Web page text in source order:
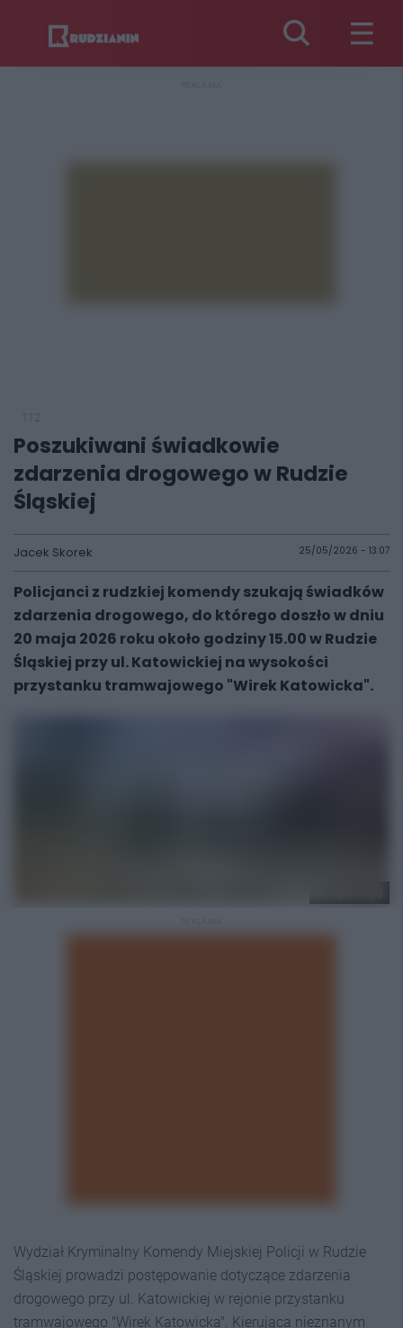
Poszukiwani świadkowie
zdarzenia drogowego w Rudzie
Śląskiej
Jacek Skorek 25/05/2026 - 13:07
Policjanci z rudzkiej komendy szukają świadków
zdarzenia drogowego, do którego doszło w dniu
20 maja 2026 roku około godziny 15.00 w Rudzie
Śląskiej przy ul. Katowickiej na wysokości
przystanku tramwajowego "Wirek Katowicka".
Wydział Kryminalny Komendy Miejskiej Policji w Rudzie
Śląskiej prowadzi postępowanie dotyczące zdarzenia
drogowego przy ul. Katowickiej w rejonie przystanku
tramwajowego "Wirek Katowicka". Kierująca nieznanym